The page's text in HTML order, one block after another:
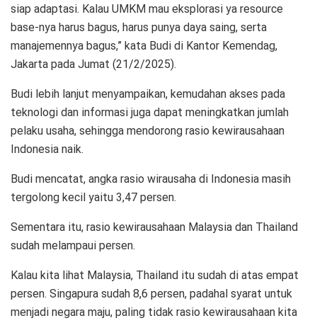
siap adaptasi. Kalau UMKM mau eksplorasi ya resource
base-nya harus bagus, harus punya daya saing, serta
manajemennya bagus,” kata Budi di Kantor Kemendag,
Jakarta pada Jumat (21/2/2025).
Budi lebih lanjut menyampaikan, kemudahan akses pada
teknologi dan informasi juga dapat meningkatkan jumlah
pelaku usaha, sehingga mendorong rasio kewirausahaan
Indonesia naik.
Budi mencatat, angka rasio wirausaha di Indonesia masih
tergolong kecil yaitu 3,47 persen.
Sementara itu, rasio kewirausahaan Malaysia dan Thailand
sudah melampaui persen.
Kalau kita lihat Malaysia, Thailand itu sudah di atas empat
persen. Singapura sudah 8,6 persen, padahal syarat untuk
menjadi negara maju, paling tidak rasio kewirausahaan kita